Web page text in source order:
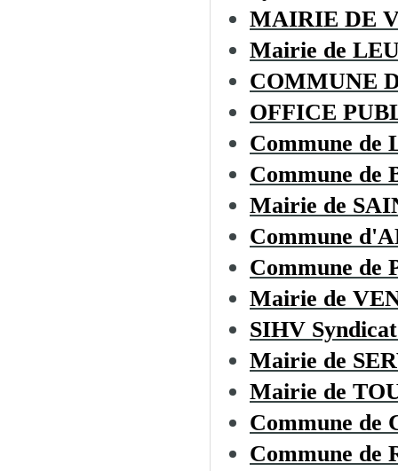
MAIRIE DE
Mairie de
COMMUNE
OFFICE
Commune de
Commune de
Mairie de
Commune
Commune de
Mairie de
SIHV
Mairie de
Mairie de
Commune de
Commune